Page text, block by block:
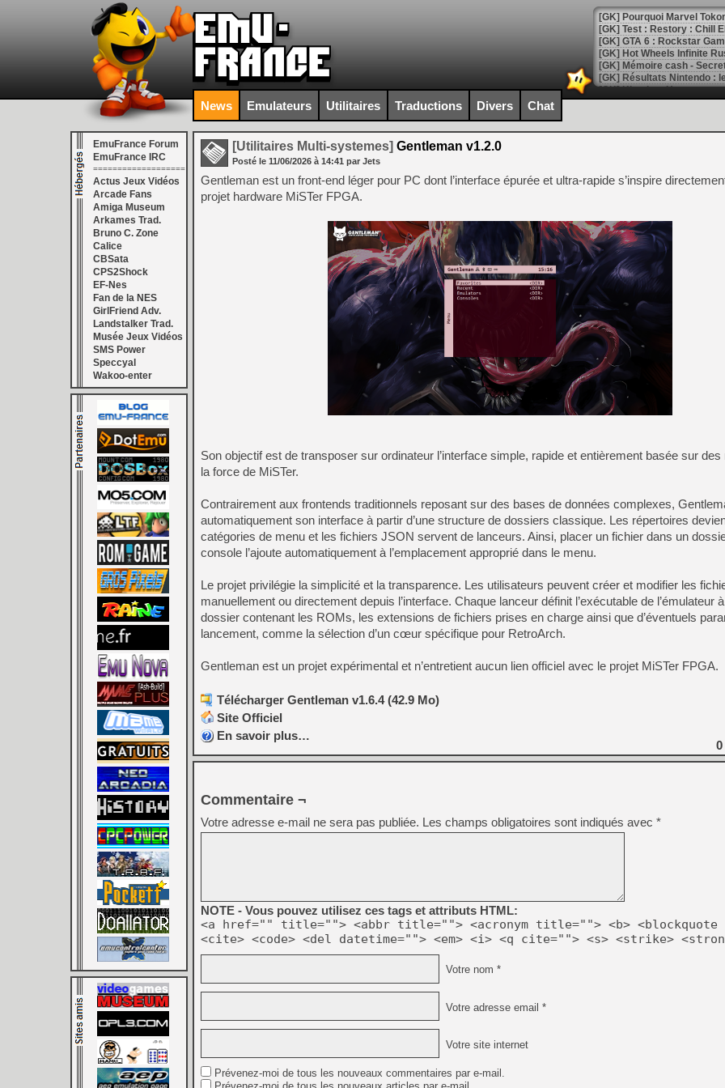
[GK] Pourquoi Marvel
[GK] Test : Restory : Chill
[GK] GTA 6 : Rockstar
[GK] Hot Wheels Infinite
[GK] Mémoire cash -
[GK] Résultats Nintendo :
[GK] Déjà des
[Mo5] Brickboy cherche à
[GK] Minecraft et ses «
[GK] Beast of
[GK] Ubisoft : fin de partie
[GK] Mémoire cash -
[GK] Dan Houser (GTA)
[GK] Comment EA Sports
[GK] Crimson Moon : un
[GK] Isle of Reveries : le
[GK] Moonlighter 2 : The
[GK] Capcom relance
[Mo5] Deux inédits du
[GK] Le beat'em up The
[GK] Endless Legend 2 :
[LS] [PS5] Le WebKit
[GK] Oubliez Crazy Taxi,
[LS] [Switch] NSZ 5.0.0
[GK] No More Room in
[GK] Un chatbot Atelier
[GK] Mémoire cash -
[GK] Nvidia : le prix des
[GK] Suikoden Star Leap
[Mo5] La mini borne
News Emulateurs Utilitaires Traductions Divers Chat
EmuFrance Forum
EmuFrance IRC
===================
Actus Jeux Vidéos
Arcade Fans
Amiga Museum
Arkames Trad.
Bruno C. Zone
Calice
CBSata
CPS2Shock
EF-Nes
Fan de la NES
GirlFriend Adv.
Landstalker Trad.
Musée Jeux Vidéos
SMS Power
Speccyal
Wakoo-enter
[Utilitaires Multi-systemes] Gentleman v1.2.0
Posté le 11/06/2026 à 14:41 par Jets
Gentleman est un front-end léger pour PC dont l’interface épurée et ultra-rapide s’inspire
projet hardware MiSTer FPGA.
Son objectif est de transposer sur ordinateur l’interface simple, rapide et entièrement basée sur
la force de MiSTer.
Contrairement aux frontends traditionnels reposant sur des bases de données complexes,
automatiquement son interface à partir d’une structure de dossiers classique. Les répertoires
catégories de menu et les fichiers JSON servent de lanceurs. Ainsi, placer un fichier dans un
console l’ajoute automatiquement à l’emplacement approprié dans le menu.
Le projet privilégie la simplicité et la transparence. Les utilisateurs peuvent créer et modifier les
manuellement ou directement depuis l’interface. Chaque lanceur définit l’exécutable de l’émulateur
dossier contenant les ROMs, les extensions de fichiers prises en charge ainsi que d’éventuels
lancement, comme la sélection d’un cœur spécifique pour RetroArch.
Gentleman est un projet expérimental et n’entretient aucun lien officiel avec le projet MiSTer FPGA.
Télécharger Gentleman v1.6.4 (42.9 Mo)
Site Officiel
En savoir plus…
0
Commentaire ¬
Votre adresse e-mail ne sera pas publiée. Les champs obligatoires sont indiqués avec *
NOTE - Vous pouvez utilisez ces tags et attributs HTML:
<a href="" title=""> <abbr title=""> <acronym title=""> <b> <blockquote
<cite> <code> <del datetime=""> <em> <i> <q cite=""> <s> <strike>
Votre nom *
Votre adresse email *
Votre site internet
Prévenez-moi de tous les nouveaux commentaires par e-mail.